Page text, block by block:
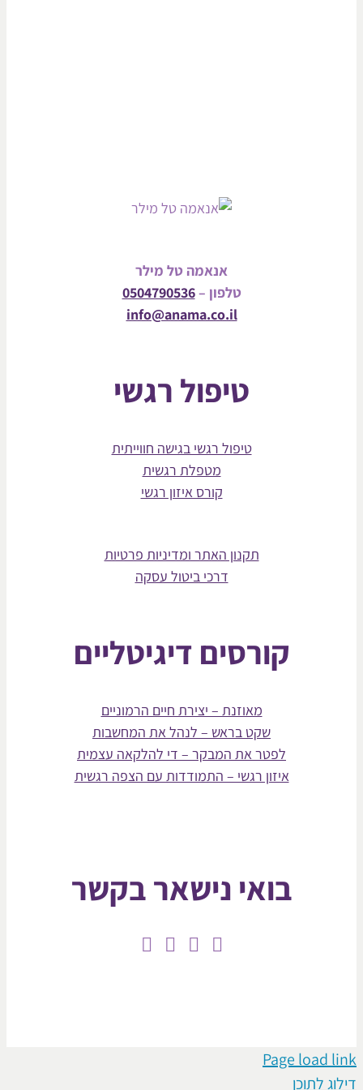
אנאמה טל מילר
טלפון –0504790536
info@anama.co.il
טיפול רגשי
טיפול רגשי בגישה חווייתית
מטפלת רגשית
קורס איזון רגשי
תקנון האתר ומדיניות פרטיות
דרכי ביטול עסקה
קורסים דיגיטליים
מאוזנת – יצירת חיים הרמוניים
שקט בראש – לנהל את המחשבות
לפטר את המבקר – די להלקאה עצמית
איזון רגשי – התמודדות עם הצפה רגשית
בואי נישאר בקשר
Page